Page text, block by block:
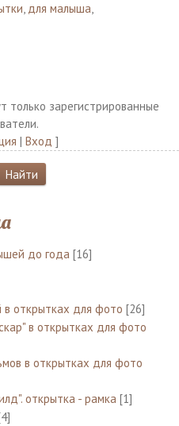
, для малыша,
только зарегистрированные
| Вход ]
до года [16]
в открытках для фото [26]
в открытках для фото
в открытках для фото
открытка - рамка [1]